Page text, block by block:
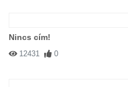
Nincs cím!
12431 0